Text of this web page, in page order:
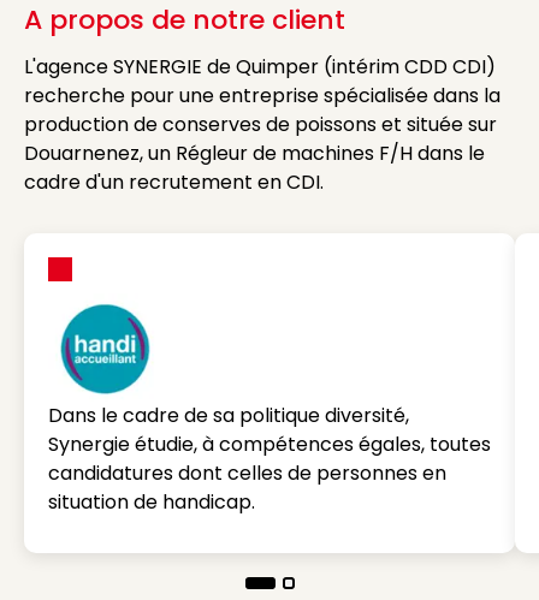
A propos de notre client
L'agence SYNERGIE de Quimper (intérim CDD CDI)
recherche pour une entreprise spécialisée dans la
production de conserves de poissons et située sur
Douarnenez, un Régleur de machines F/H dans le
cadre d'un recrutement en CDI.
Dans le cadre de sa politique diversité,
Synergie étudie, à compétences égales, toutes
candidatures dont celles de personnes en
situation de handicap.